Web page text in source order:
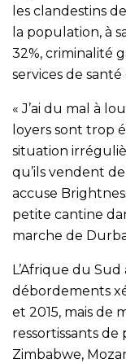
les clandestins
la population, à
32%, criminalité
services de
« J’ai du mal à
loyers sont trop
situation
qu’ils vendent
accuse
petite cantine
marche de
L’Afrique du
débordements
et 2015, mais de
ressortissants de
Zimbabwe,